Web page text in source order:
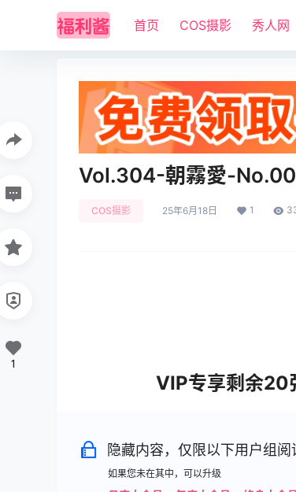
首页 COS摄影 秀人网
Vol.304-朝霧愛-
COS摄影 25年6月18日 1
VIP专享剩余20
隐藏内容，仅限以下用户组阅
如果您未在其中，可以升级
1